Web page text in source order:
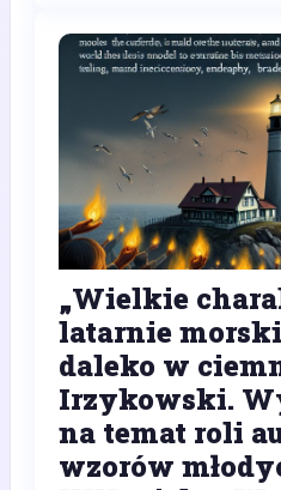
„Wielkie
latarnie
daleko w
Irzykowski.
na temat roli
wzorów